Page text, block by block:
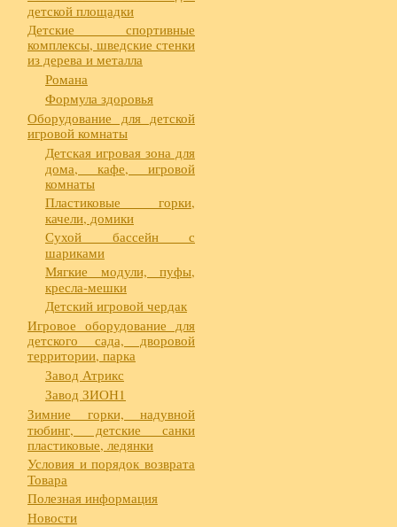
детской площадки
Детские спортивные
комплексы, шведские стенки
из дерева и металла
Романа
Формула здоровья
Оборудование для детской
игровой комнаты
Детская игровая зона для
дома, кафе, игровой
комнаты
Пластиковые горки,
качели, домики
Сухой бассейн с
шариками
Мягкие модули, пуфы,
кресла-мешки
Детский игровой чердак
Игровое оборудование для
детского сада, дворовой
территории, парка
Завод Атрикс
Завод ЗИОН1
Зимние горки, надувной
тюбинг, детские санки
пластиковые, ледянки
Условия и порядок возврата
Товара
Полезная информация
Новости